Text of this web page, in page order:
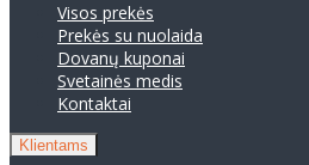
Visos prekės
Prekės su nuolaida
Dovanų kuponai
Svetainės medis
Kontaktai
Klientams